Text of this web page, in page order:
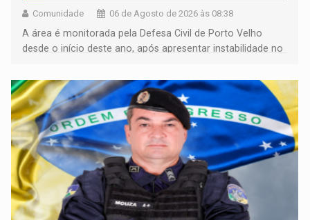
Comunidade 06 de Agosto de 2026 às 08:38
A área é monitorada pela Defesa Civil de Porto Velho
desde o início deste ano, após apresentar instabilidade no